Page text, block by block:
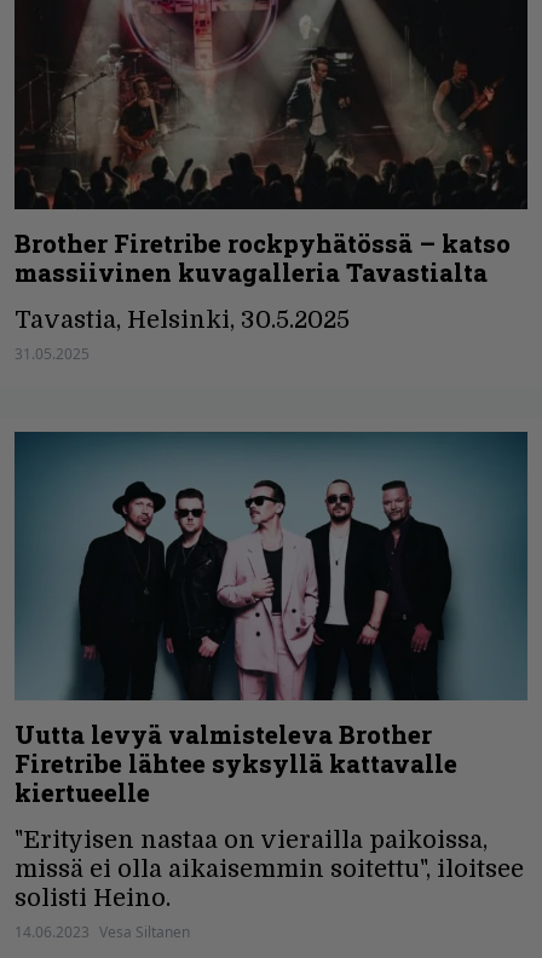
Brother Firetribe rockpyhätössä – katso
massiivinen kuvagalleria Tavastialta
Tavastia, Helsinki, 30.5.2025
31.05.2025
Uutta levyä valmisteleva Brother
Firetribe lähtee syksyllä kattavalle
kiertueelle
"Erityisen nastaa on vierailla paikoissa,
missä ei olla aikaisemmin soitettu", iloitsee
solisti Heino.
14.06.2023 Vesa Siltanen